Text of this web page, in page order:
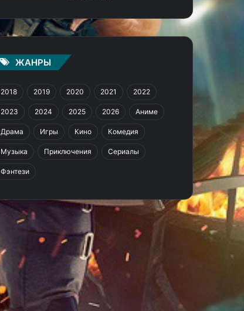
ЖАНРЫ
2018 2019 2020 2021 2022
2023 2024 2025 2026 Аниме
Драма Игры Кино Комедия
Музыка Приключения Сериалы
Фэнтези